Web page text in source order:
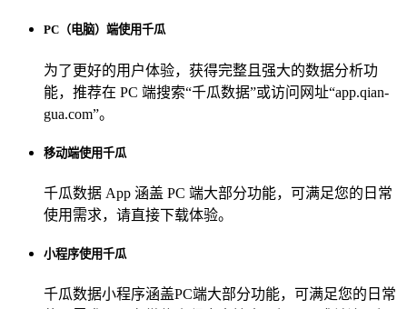
PC（电脑）端使用千瓜
为了更好的用户体验，获得完整且强大的数据分析功
能，推荐在 PC 端搜索“千瓜数据”或访问网址“app.qian-
gua.com”。
移动端使用千瓜
千瓜数据 App 涵盖 PC 端大部分功能，可满足您的日常
使用需求，请直接下载体验。
小程序使用千瓜
千瓜数据小程序涵盖PC端大部分功能，可满足您的日常